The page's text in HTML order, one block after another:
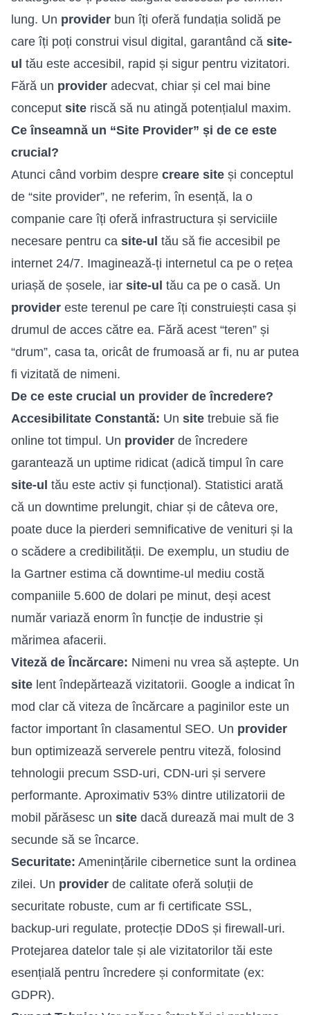
lung. Un provider bun îți oferă fundația solidă pe
care îți poți construi visul digital, garantând că site-
ul tău este accesibil, rapid și sigur pentru vizitatori.
Fără un provider adecvat, chiar și cel mai bine
conceput site riscă să nu atingă potențialul maxim.
Ce înseamnă un “Site Provider” și de ce este
crucial?
Atunci când vorbim despre creare site și conceptul
de “site provider”, ne referim, în esență, la o
companie care îți oferă infrastructura și serviciile
necesare pentru ca site-ul tău să fie accesibil pe
internet 24/7. Imaginează-ți internetul ca pe o rețea
uriașă de șosele, iar site-ul tău ca pe o casă. Un
provider este terenul pe care îți construiești casa și
drumul de acces către ea. Fără acest “teren” și
“drum”, casa ta, oricât de frumoasă ar fi, nu ar putea
fi vizitată de nimeni.
De ce este crucial un provider de încredere?
Accesibilitate Constantă: Un site trebuie să fie
online tot timpul. Un provider de încredere
garantează un uptime ridicat (adică timpul în care
site-ul tău este activ și funcțional). Statistici arată
că un downtime prelungit, chiar și de câteva ore,
poate duce la pierderi semnificative de venituri și la
o scădere a credibilității. De exemplu, un studiu de
la Gartner estima că downtime-ul mediu costă
companiile 5.600 de dolari pe minut, deși acest
număr variază enorm în funcție de industrie și
mărimea afacerii.
Viteză de Încărcare: Nimeni nu vrea să aștepte. Un
site lent îndepărtează vizitatorii. Google a indicat în
mod clar că viteza de încărcare a paginilor este un
factor important în clasamentul SEO. Un provider
bun optimizează serverele pentru viteză, folosind
tehnologii precum SSD-uri, CDN-uri și servere
performante. Aproximativ 53% dintre utilizatorii de
mobil părăsesc un site dacă durează mai mult de 3
secunde să se încarce.
Securitate: Amenințările cibernetice sunt la ordinea
zilei. Un provider de calitate oferă soluții de
securitate robuste, cum ar fi certificate SSL,
backup-uri regulate, protecție DDoS și firewall-uri.
Protejarea datelor tale și ale vizitatorilor tăi este
esențială pentru încredere și conformitate (ex:
GDPR).